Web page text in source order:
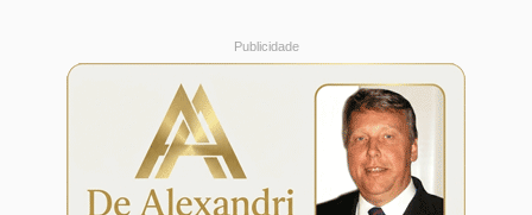
Publicidade